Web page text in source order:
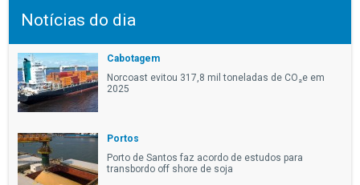
Notícias do dia
Cabotagem
Norcoast evitou 317,8 mil toneladas de CO₂e em
2025
Portos
Porto de Santos faz acordo de estudos para
transbordo off shore de soja